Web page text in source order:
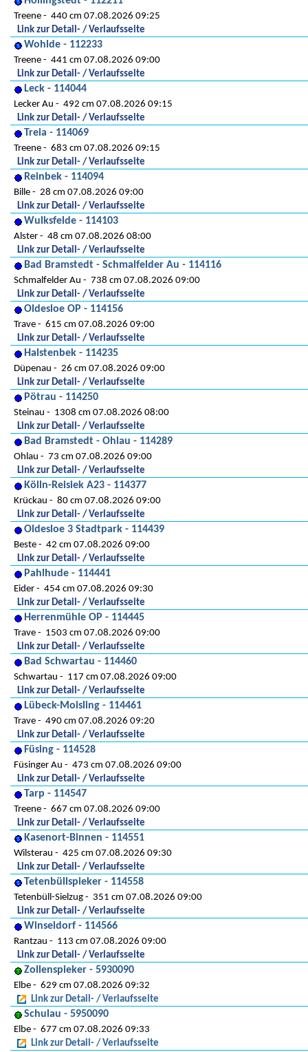
Treene
440 cm 07.08.2026 09:25
Link zur Detail- / Verlaufsseite
Wohlde - 112233
Treene
441 cm 07.08.2026 09:00
Link zur Detail- / Verlaufsseite
Leck - 114044
Lecker Au
492 cm 07.08.2026 09:15
Link zur Detail- / Verlaufsseite
Treia - 114069
Treene
683 cm 07.08.2026 09:15
Link zur Detail- / Verlaufsseite
Reinbek - 114094
Bille
28 cm 07.08.2026 09:00
Link zur Detail- / Verlaufsseite
Wulksfelde - 114103
Alster
48 cm 07.08.2026 08:00
Link zur Detail- / Verlaufsseite
Bad Bramstedt - Schmalfelder Au - 114116
Schmalfelder Au
738 cm 07.08.2026 09:00
Link zur Detail- / Verlaufsseite
Oldesloe OP - 114156
Trave
615 cm 07.08.2026 09:00
Link zur Detail- / Verlaufsseite
Halstenbek - 114235
Düpenau
26 cm 07.08.2026 09:00
Link zur Detail- / Verlaufsseite
Pötrau - 114250
Steinau
1308 cm 07.08.2026 08:00
Link zur Detail- / Verlaufsseite
Bad Bramstedt - Ohlau - 114289
Ohlau
73 cm 07.08.2026 09:00
Link zur Detail- / Verlaufsseite
Kölln-Reisiek A23 - 114377
Krückau
80 cm 07.08.2026 09:00
Link zur Detail- / Verlaufsseite
Oldesloe 3 Stadtpark - 114439
Beste
42 cm 07.08.2026 09:00
Link zur Detail- / Verlaufsseite
Pahlhude - 114441
Eider
454 cm 07.08.2026 09:30
Link zur Detail- / Verlaufsseite
Herrenmühle OP - 114445
Trave
1503 cm 07.08.2026 09:00
Link zur Detail- / Verlaufsseite
Bad Schwartau - 114460
Schwartau
117 cm 07.08.2026 09:00
Link zur Detail- / Verlaufsseite
Lübeck-Moisling - 114461
Trave
490 cm 07.08.2026 09:20
Link zur Detail- / Verlaufsseite
Füsing - 114528
Füsinger Au
473 cm 07.08.2026 09:00
Link zur Detail- / Verlaufsseite
Tarp - 114547
Treene
667 cm 07.08.2026 09:00
Link zur Detail- / Verlaufsseite
Kasenort-Binnen - 114551
Wilsterau
425 cm 07.08.2026 09:30
Link zur Detail- / Verlaufsseite
Tetenbüllspieker - 114558
Tetenbüll-Sielzug
351 cm 07.08.2026 09:00
Link zur Detail- / Verlaufsseite
Winseldorf - 114566
Rantzau
113 cm 07.08.2026 09:00
Link zur Detail- / Verlaufsseite
Zollenspieker - 5930090
Elbe
629 cm 07.08.2026 09:32
Link zur Detail- / Verlaufsseite
Schulau - 5950090
Elbe
677 cm 07.08.2026 09:33
Link zur Detail- / Verlaufsseite